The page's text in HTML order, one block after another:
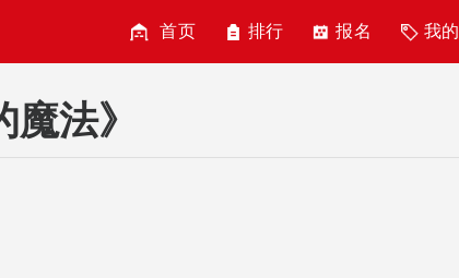
首页 排行 报名 我的
魔法》